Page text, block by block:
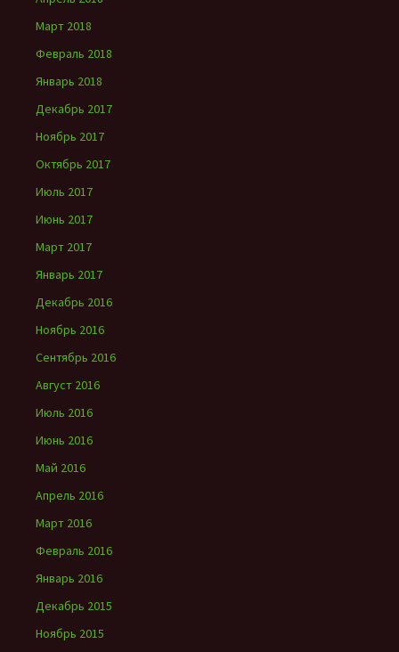
Март 2018
Февраль 2018
Январь 2018
Декабрь 2017
Ноябрь 2017
Октябрь 2017
Июль 2017
Июнь 2017
Март 2017
Январь 2017
Декабрь 2016
Ноябрь 2016
Сентябрь 2016
Август 2016
Июль 2016
Июнь 2016
Май 2016
Апрель 2016
Март 2016
Февраль 2016
Январь 2016
Декабрь 2015
Ноябрь 2015